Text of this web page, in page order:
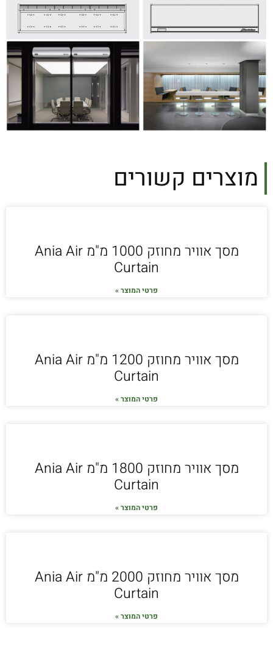
מוצרים קשורים
מסך אוויר מחוזק 1000 מ"מ Ania Air
Curtain
פרטי המוצר »
מסך אוויר מחוזק 1200 מ"מ Ania Air
Curtain
פרטי המוצר »
מסך אוויר מחוזק 1800 מ"מ Ania Air
Curtain
פרטי המוצר »
מסך אוויר מחוזק 2000 מ"מ Ania Air
Curtain
פרטי המוצר »